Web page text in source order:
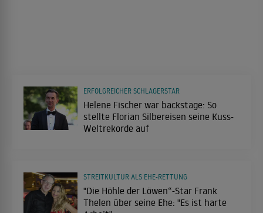
Helene Fischer war backstage: So
stellte Florian Silbereisen seine Kuss-
Weltrekorde auf
ERFOLGREICHER SCHLAGERSTAR
"Die Höhle der Löwen“-Star Frank
Thelen über seine Ehe: "Es ist harte
STREITKULTUR ALS EHE-RETTUNG